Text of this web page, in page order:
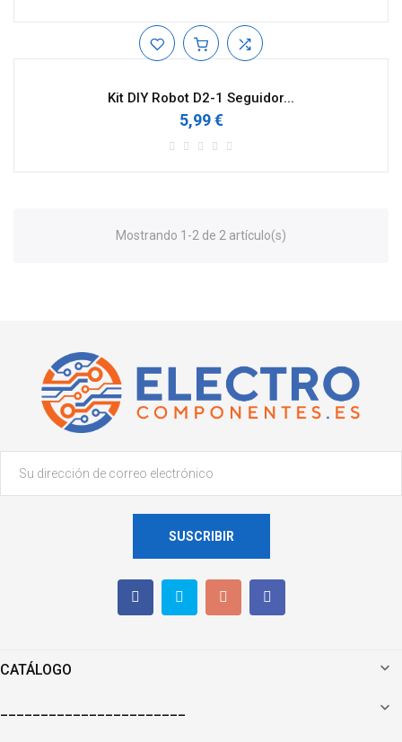
Kit DIY Robot D2-1 Seguidor...
5,99 €
Mostrando 1-2 de 2 artículo(s)
SUSCRIBIR
CATÁLOGO 
